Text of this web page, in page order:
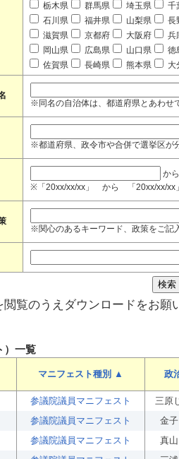
栃木県
群馬県 埼玉県 千
石川県
福井県 山梨県 長
滋賀県
京都府 大阪府 兵
岡山県
広島県 山口県 徳
佐賀県
長崎県 熊本県 大
※同名の自治体は、都道府県とあわせ
※都道府県、政令市や合併で選挙区が
から
※「20xx/xx/xx」 から 「20xx/xx/xx
※関心のあるキーワード、政策をご記
閲覧のうえダウンロードをお願
）一覧
マニフェスト種別 ▲ 政
参議院議員マニフェスト 三原
参議院議員マニフェスト 金
参議院議員マニフェスト 真